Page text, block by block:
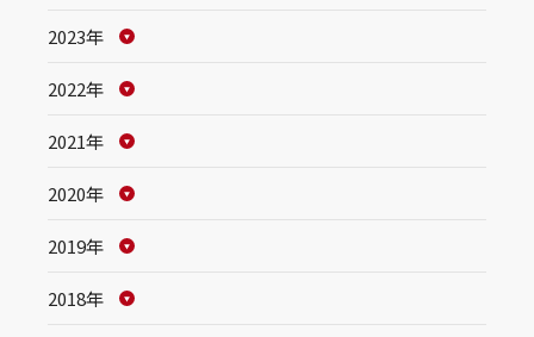
2023年
2022年
2021年
2020年
2019年
2018年